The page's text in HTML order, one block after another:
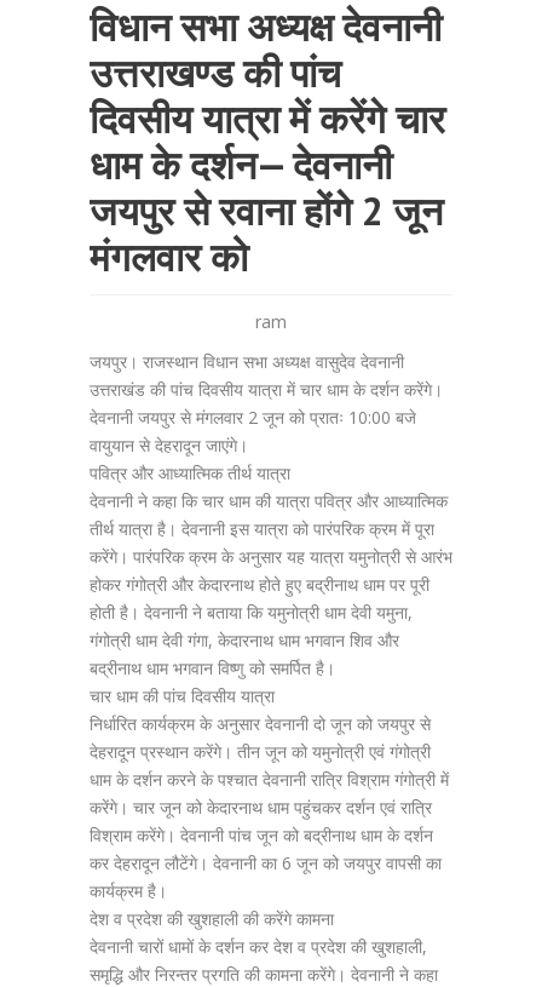
विधान सभा अध्यक्ष देवनानी
उत्तराखण्ड की पांच
दिवसीय यात्रा में करेंगे चार
धाम के दर्शन— देवनानी
जयपुर से रवाना होंगे 2 जून
मंगलवार को
ram
जयपुर। राजस्थान विधान सभा अध्यक्ष वासुदेव देवनानी
उत्तराखंड की पांच दिवसीय यात्रा में चार धाम के दर्शन करेंगे।
देवनानी जयपुर से मंगलवार 2 जून को प्रातः 10:00 बजे
वायुयान से देहरादून जाएंगे।
पवित्र और आध्यात्मिक तीर्थ यात्रा
देवनानी ने कहा कि चार धाम की यात्रा पवित्र और आध्यात्मिक
तीर्थ यात्रा है। देवनानी इस यात्रा को पारंपरिक क्रम में पूरा
करेंगे। पारंपरिक क्रम के अनुसार यह यात्रा यमुनोत्री से आरंभ
होकर गंगोत्री और केदारनाथ होते हुए बद्रीनाथ धाम पर पूरी
होती है। देवनानी ने बताया कि यमुनोत्री धाम देवी यमुना,
गंगोत्री धाम देवी गंगा, केदारनाथ धाम भगवान शिव और
बद्रीनाथ धाम भगवान विष्णु को समर्पित है।
चार धाम की पांच दिवसीय यात्रा
निर्धारित कार्यक्रम के अनुसार देवनानी दो जून को जयपुर से
देहरादून प्रस्थान करेंगे। तीन जून को यमुनोत्री एवं गंगोत्री
धाम के दर्शन करने के पश्चात देवनानी रात्रि विश्राम गंगोत्री में
करेंगे। चार जून को केदारनाथ धाम पहुंचकर दर्शन एवं रात्रि
विश्राम करेंगे। देवनानी पांच जून को बद्रीनाथ धाम के दर्शन
कर देहरादून लौटेंगे। देवनानी का 6 जून को जयपुर वापसी का
कार्यक्रम है।
देश व प्रदेश की खुशहाली की करेंगे कामना
देवनानी चारों धामों के दर्शन कर देश व प्रदेश की खुशहाली,
समृद्धि और निरन्तर प्रगति की कामना करेंगे। देवनानी ने कहा